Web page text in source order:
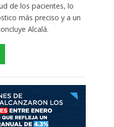
de los pacientes, lo
más preciso y a un
Alcalá.